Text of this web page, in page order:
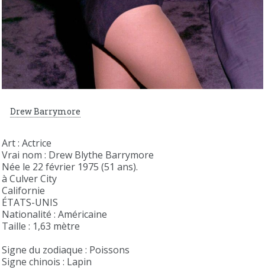
Drew Barrymore
Art : Actrice
Vrai nom : Drew Blythe Barrymore
Née le 22 février 1975 (51 ans).
à Culver City
Californie
ÉTATS-UNIS
Nationalité : Américaine
Taille : 1,63 mètre
Signe du zodiaque : Poissons
Signe chinois : Lapin